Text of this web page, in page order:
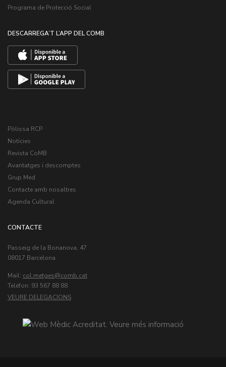
Programa de Protecció Social
DESCARREGA’T L’APP DEL COMB
Pòlissa RCP
Notícies
Revista CoMB
Avantatges i descomptes
Grup Med
Contacte amb nosaltres
Agenda Cultural
CONTACTE
Passeig de la Bonanova, 47
08017 Barcelona
Mail: col.metges
Teléfon: 93 567 88 88
VEURE DELEGACIONS